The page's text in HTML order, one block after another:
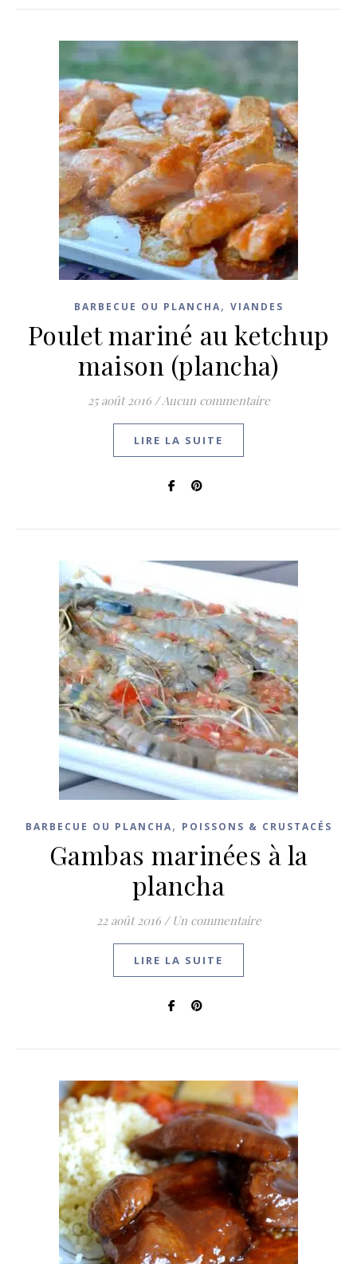
BARBECUE OU PLANCHA, VIANDES
Poulet mariné au ketchup
maison (plancha)
25 août 2016 /Aucun commentaire
LIRE LA SUITE
BARBECUE OU PLANCHA, POISSONS & CRUSTACÉS
Gambas marinées à la
plancha
22 août 2016 / Un commentaire
LIRE LA SUITE